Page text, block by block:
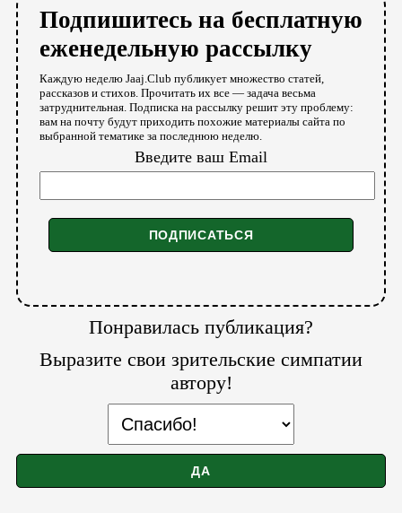
Подпишитесь на бесплатную
еженедельную рассылку
Каждую неделю Jaaj.Club публикует множество статей,
рассказов и стихов. Прочитать их все — задача весьма
затруднительная. Подписка на рассылку решит эту проблему:
вам на почту будут приходить похожие материалы сайта по
выбранной тематике за последнюю неделю.
Введите ваш Email
Понравилась публикация?
Выразите свои зрительские симпатии
автору!